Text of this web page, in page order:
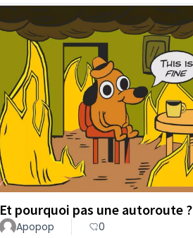
Et pourquoi pas une autoroute ?
Apopop 0